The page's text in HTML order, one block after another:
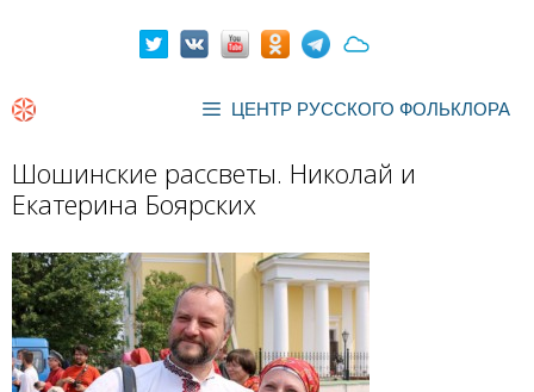
ЦЕНТР РУССКОГО ФОЛЬКЛОРА
Шошинские рассветы. Николай и
Екатерина Боярских